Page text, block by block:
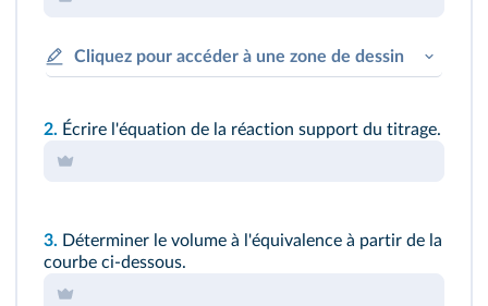
Cliquez pour accéder à une zone de dessin
2. Écrire l'équation de la réaction support du titrage.
3. Déterminer le volume à l'équivalence à partir de la
courbe ci‑dessous.